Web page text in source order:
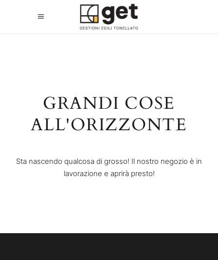
GRANDI COSE
ALL'ORIZZONTE
Sta nascendo qualcosa di grosso! Il nostro negozio è in
lavorazione e aprirà presto!